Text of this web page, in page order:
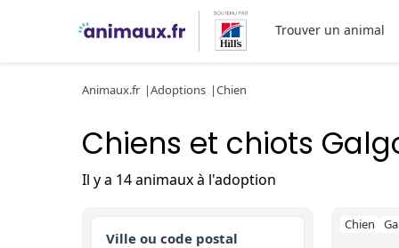
Trouver un animal
Animaux.fr Adoptions Chien
Chiens et chiots
Il y a 14 animaux à l'adoption
Ville ou code postal
Chien